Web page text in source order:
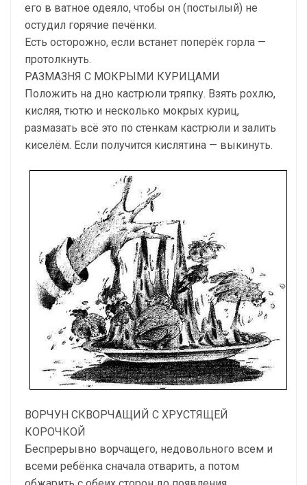
его в ватное одеяло, чтобы он (постылый) не
остудил горячие печёнки.
Есть осторожно, если встанет поперёк горла —
протолкнуть.
РАЗМАЗНЯ С МОКРЫМИ КУРИЦАМИ
Положить на дно кастрюли тряпку. Взять рохлю,
кисляя, тютю и несколько мокрых куриц,
размазать всё это по стенкам кастрюли и залить
киселём. Если получится кислятина — выкинуть.
ВОРЧУН СКВОРЧАЩИЙ С ХРУСТЯЩЕЙ
КОРОЧКОЙ
Беспрерывно ворчащего, недовольного всем и
всеми ребёнка сначала отварить, а потом